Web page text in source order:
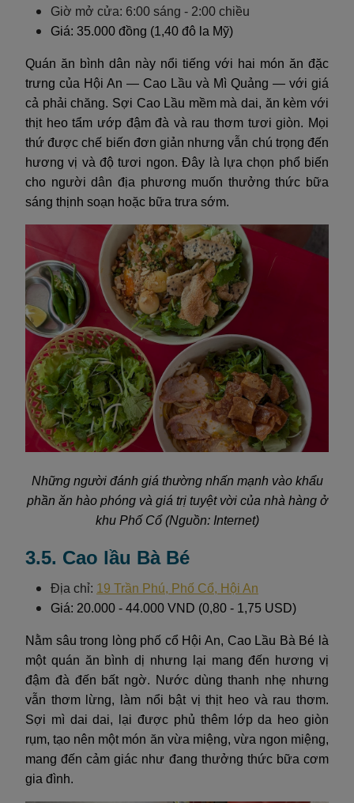
Giờ mở cửa: 6:00 sáng - 2:00 chiều
Giá: 35.000 đồng (1,40 đô la Mỹ)
Quán ăn bình dân này nổi tiếng với hai món ăn đặc
trưng của Hội An — Cao Lầu và Mì Quảng — với giá
cả phải chăng. Sợi Cao Lầu mềm mà dai, ăn kèm với
thịt heo tẩm ướp đậm đà và rau thơm tươi giòn. Mọi
thứ được chế biến đơn giản nhưng vẫn chú trọng đến
hương vị và độ tươi ngon. Đây là lựa chọn phổ biến
cho người dân địa phương muốn thưởng thức bữa
sáng thịnh soạn hoặc bữa trưa sớm.
Những người đánh giá thường nhấn mạnh vào khẩu
phần ăn hào phóng và giá trị tuyệt vời của nhà hàng ở
khu Phố Cổ (Nguồn: Internet)
3.5. Cao lầu Bà Bé
Địa chỉ: 19 Trần Phú, Phố Cổ, Hội An
Giá: 20.000 - 44.000 VND (0,80 - 1,75 USD)
Nằm sâu trong lòng phố cổ Hội An, Cao Lầu Bà Bé là
một quán ăn bình dị nhưng lại mang đến hương vị
đậm đà đến bất ngờ. Nước dùng thanh nhẹ nhưng
vẫn thơm lừng, làm nổi bật vị thịt heo và rau thơm.
Sợi mì dai dai, lại được phủ thêm lớp da heo giòn
rụm, tạo nên một món ăn vừa miệng, vừa ngon miệng,
mang đến cảm giác như đang thưởng thức bữa cơm
gia đình.